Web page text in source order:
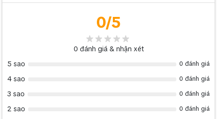
0/5
0 đánh giá & nhận xét
5 sao
0 đánh giá
4 sao 0 đánh giá
3 sao 0 đánh giá
2 sao 0 đánh giá